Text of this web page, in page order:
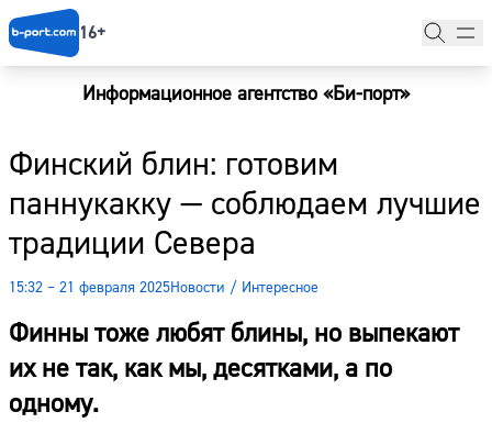
16+
Информационное агентство «Би-порт»
Финский блин: готовим
паннукакку — соблюдаем лучшие
традиции Севера
15:32 – 21 февраля 2025Новости / Интересное
Финны тоже любят блины, но выпекают
их не так, как мы, десятками, а по
одному.
Новости
Наши гости
Фоторепортажи
Погода
Курсы валют